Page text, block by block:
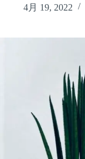
4月 19, 2022